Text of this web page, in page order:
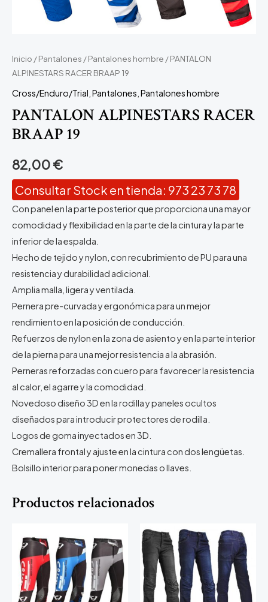
Inicio /Pantalones /Pantalones hombre / PANTALON
ALPINESTARS RACER BRAAP 19
Cross/Enduro/Trial Pantalones Pantalones hombre
PANTALON ALPINESTARS RACER
BRAAP 19
82,00€
Consultar Stock en tienda: 973 23 73 78
Con panel en la parte posterior que proporciona una mayor
comodidad y flexibilidad en la parte de la cintura y la parte
inferior de la espalda.
Hecho de tejido y nylon, con recubrimiento de PU para una
resistencia y durabilidad adicional.
Amplia malla, ligera y ventilada.
Pernera pre-curvada y ergonómica para un mejor
rendimiento en la posición de conducción.
Refuerzos de nylon en la zona de asiento y en la parte interior
de la pierna para una mejor resistencia a la abrasión.
Perneras reforzadas con cuero para favorecer la resistencia
al calor, el agarre y la comodidad.
Novedoso diseño 3D en la rodilla y paneles ocultos
diseñados para introducir protectores de rodilla.
Logos de goma inyectados en 3D.
Cremallera frontal y ajuste en la cintura con dos lengüetas.
Bolsillo interior para poner monedas o llaves.
Productos relacionados